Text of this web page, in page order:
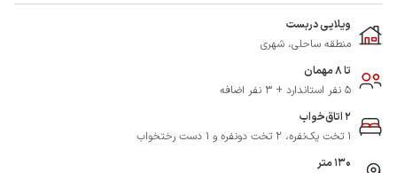
ویلایی دربست
منطقه ساحلی، شهری
تا 8 مهمان
5 نفر استاندارد + 3 نفر اضافه
2 اتاق‌خواب
1 تخت یک‌نفره، 2 تخت دونفره و 1 دست رختخواب
130 متر